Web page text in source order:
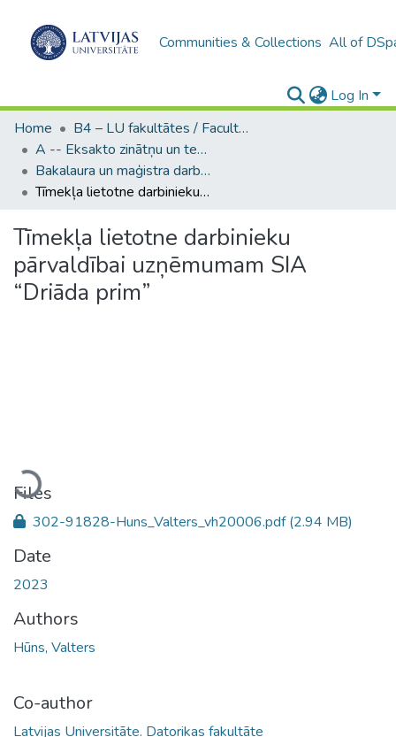
Communities & Collections All of
Log In
Home
B4 – LU fakultātes / Faculties of the UL
A -- Eksakto zinātņu un tehnoloģiju fakultāte / Faculty of Science and Technology
Bakalaura un maģistra darbi (EZTF) / Bachelor's and Master's theses
Tīmekļa lietotne darbinieku pārvaldībai uzņēmumam SIA “Driāda prim”
Tīmekļa lietotne darbinieku
pārvaldībai uzņēmumam SIA
“Driāda prim”
Loading...
Files
302-91828-Huns_Valters_vh20006.pdf(2.94 MB)
Date
2023
Authors
Hūns, Valters
Co-author
Latvijas Universitāte. Datorikas fakultāte